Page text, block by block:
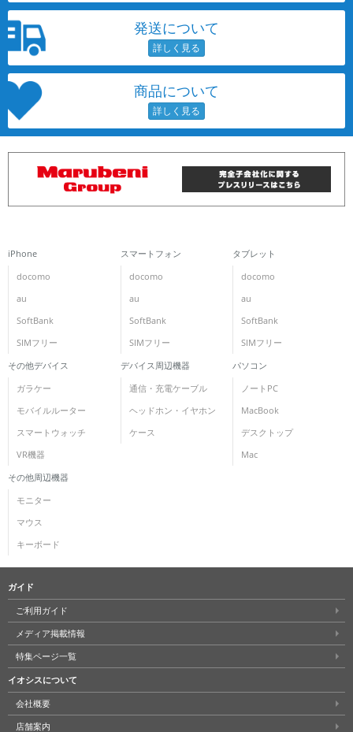
発送について
商品について
iPhone
docomo
au
SoftBank
SIMフリー
スマートフォン
docomo
au
SoftBank
SIMフリー
タブレット
docomo
au
SoftBank
SIMフリー
その他デバイス
ガラケー
モバイルルーター
スマートウォッチ
VR機器
デバイス周辺機器
通信・充電ケーブル
ヘッドホン・イヤホン
ケース
パソコン
ノートPC
MacBook
デスクトップ
Mac
その他周辺機器
モニター
マウス
キーボード
ガイド
ご利用ガイド
メディア掲載情報
特集ページ一覧
イオシスについて
会社概要
店舗案内
容量
モニタサイズ
~
年 月 まで
各項目のチェックボックスは「or検索」となります。
ただし機能別のみ「and検索」となります。